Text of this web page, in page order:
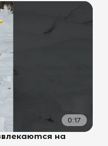
0:17
на